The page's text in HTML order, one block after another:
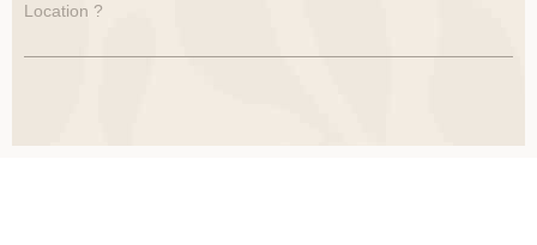
Location ?